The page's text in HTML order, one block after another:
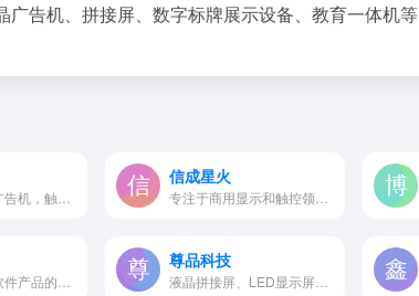
广告机、拼接屏、数字标牌展示设备、教育一体机等
信成星火
尊品科技
液晶拼接屏、LED显示屏、DLP...